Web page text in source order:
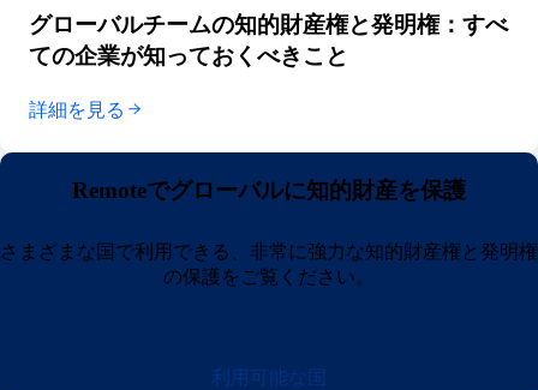
グローバルチームの知的財産権と発明権：すべ
ての企業が知っておくべきこと
詳細を見る
Remoteでグローバルに知的財産を保護
さまざまな国で利用できる、非常に強力な知的財産権と発明権
の保護をご覧ください。
利用可能な国